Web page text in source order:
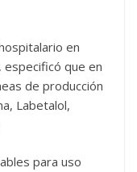
en
que en
de producción
Labetalol,
para uso